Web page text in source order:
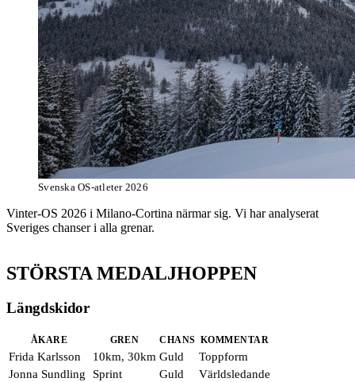
Svenska OS-atleter 2026
Vinter-OS 2026 i Milano-Cortina närmar sig. Vi har analyserat
Sveriges chanser i alla grenar.
STÖRSTA MEDALJHOPPEN
Längdskidor
ÅKARE GREN CHANS KOMMENTAR
Frida Karlsson 10km, 30km Guld
Toppform
Jonna Sundling
Sprint Guld
Världsledande